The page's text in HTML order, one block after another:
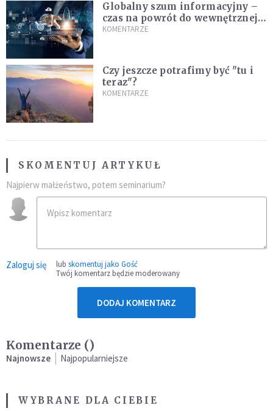
Globalny szum informacyjny –
czas na powrót do wewnętrznej
prawdy
KOMENTARZE
Czy jeszcze potrafimy być "tu i
teraz"?
KOMENTARZE
SKOMENTUJ ARTYKUŁ
Najpierw małżeństwo, potem seminarium?
Zaloguj się lub skomentuj jako Gość
Twój komentarz będzie moderowany
DODAJ KOMENTARZ
Komentarze ()
Najnowsze Najpopularniejsze
WYBRANE DLA CIEBIE